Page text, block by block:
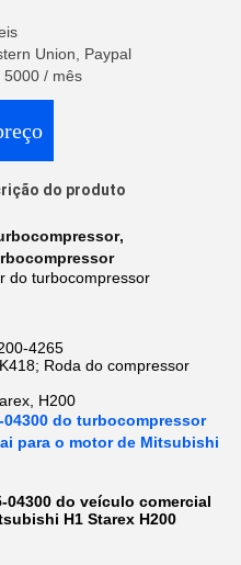
Union, Paypal
5000 / mês
do produto
,
do turbocompressor
4265
Roda do compressor
H200
do turbocompressor
para o motor de Mitsubishi
04300 do veículo comercial
H1 Starex H200